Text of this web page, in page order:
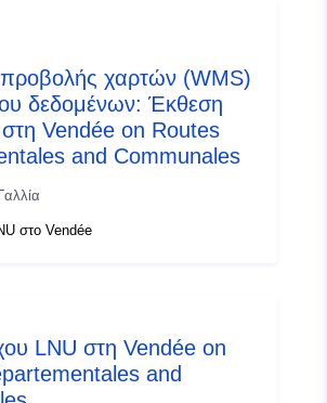
χαρτών (WMS)
δεδομένων: Έκθεση
Vendée on Routes
and Communales
στο Vendée
LNU στη Vendée on
and